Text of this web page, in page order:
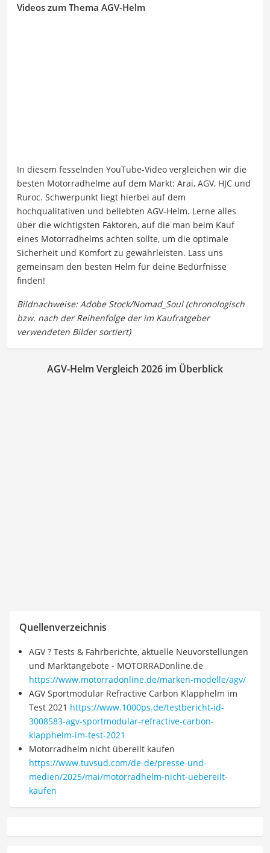
Videos zum Thema AGV-Helm
In diesem fesselnden YouTube-Video vergleichen wir die
besten Motorradhelme auf dem Markt: Arai, AGV, HJC und
Ruroc. Schwerpunkt liegt hierbei auf dem
hochqualitativen und beliebten AGV-Helm. Lerne alles
über die wichtigsten Faktoren, auf die man beim Kauf
eines Motorradhelms achten sollte, um die optimale
Sicherheit und Komfort zu gewährleisten. Lass uns
gemeinsam den besten Helm für deine Bedürfnisse
finden!
AGV-Helm Vergleich 2026 im Überblick
Quellenverzeichnis
AGV ? Tests & Fahrberichte, aktuelle Neuvorstellungen
und Marktangebote - MOTORRADonline.de
https://www.motorradonline.de/marken-modelle/agv/
AGV Sportmodular Refractive Carbon Klapphelm im
Test 2021 https://www.1000ps.de/testbericht-id-
3008583-agv-sportmodular-refractive-carbon-
klapphelm-im-test-2021
Motorradhelm nicht übereilt kaufen
https://www.tuvsud.com/de-de/presse-und-
medien/2025/mai/motorradhelm-nicht-uebereilt-
kaufen